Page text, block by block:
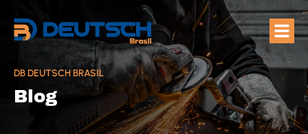
DB DEUTSCH BRASIL
Blog